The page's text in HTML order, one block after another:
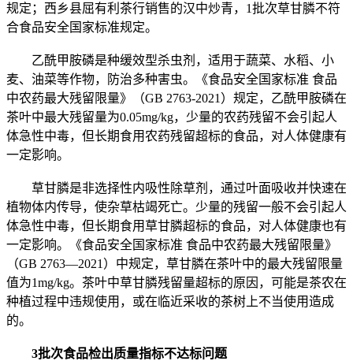
规定；西乡县屈有利茶行销售的汉中炒青，1批次草甘膦不符
合食品安全国家标准规定。
乙酰甲胺磷是种缓效型杀虫剂，适用于蔬菜、水稻、小
麦、油菜等作物，防治多种害虫。《食品安全国家标准 食品
中农药最大残留限量》（GB 2763-2021）规定，乙酰甲胺磷在
茶叶中最大残留量为0.05mg/kg，少量的农药残留不会引起人
体急性中毒，但长期食用农药残留超标的食品，对人体健康有
一定影响。
草甘膦是非选择性内吸性除草剂，通过叶面吸收并快速在
植物体内传导，使杂草枯竭死亡。少量的残留一般不会引起人
体急性中毒，但长期食用草甘膦超标的食品，对人体健康也有
一定影响。《食品安全国家标准 食品中农药最大残留限量》
（GB 2763—2021）中规定，草甘膦在茶叶中的最大残留限量
值为1mg/kg。茶叶中草甘膦残留量超标的原因，可能是茶农在
种植过程中违规使用，或在临近采收的茶树上不当使用造成
的。
3批次食品检出质量指标不达标问题